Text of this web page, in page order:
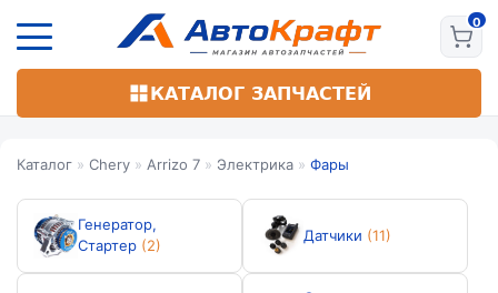
основному
КАТАЛОГ ЗАПЧАСТЕЙ
Каталог » Chery » Arrizo 7 » Электрика » Фары
Генератор,
Стартер (2)
Датчики (11)